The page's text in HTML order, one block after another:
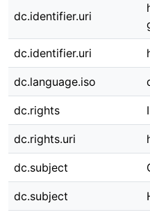
dc.identifier.uri
dc.identifier.uri
dc.language.iso
dc.rights
dc.rights.uri
dc.subject
dc.subject